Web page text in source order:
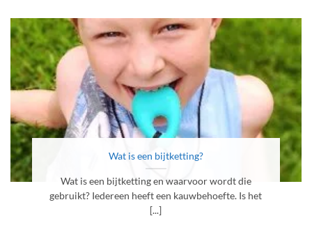
Wat is een bijtketting?
Wat is een bijtketting en waarvoor wordt die
gebruikt? Iedereen heeft een kauwbehoefte. Is het
[...]